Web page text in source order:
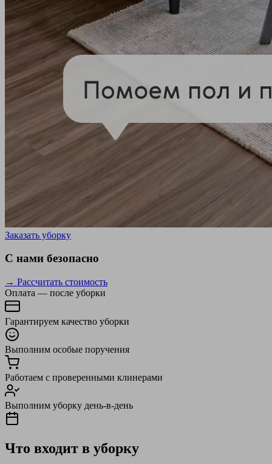
Заказать уборку
С нами безопасно
→ Рассчитать стоимость
Оплата — после уборки
Гарантируем качество уборки
Выполним особые поручения
Работаем с проверенными клинерами
Выполним уборку день-в-день
Что входит в уборку